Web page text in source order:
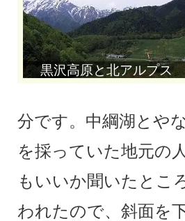
黒沢高原と北アルプス
分です。中綱湖とや
を採っていた地元の
もいいか聞いたとこ
われたので、斜面を